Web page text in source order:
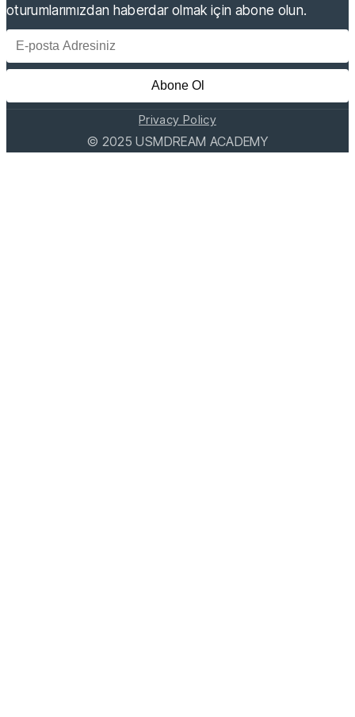
oturumlarımızdan haberdar olmak için abone olun.
Abone Ol
Privacy Policy
© 2025 USMDREAM ACADEMY